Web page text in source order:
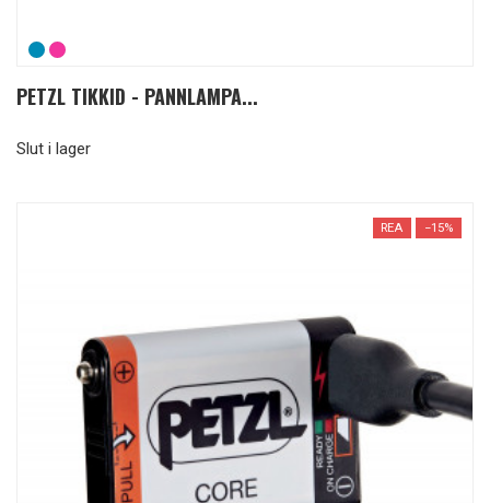
PETZL TIKKID - PANNLAMPA...
Slut i lager
REA −15%